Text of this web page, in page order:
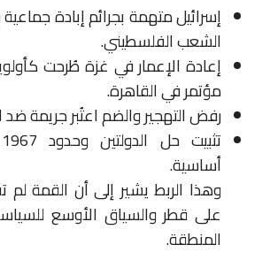
إسرائيل متهمة بجرائم إبادة
الشعب الفلسطيني.
إعادة الإعمار في غزة طُرحت
مؤتمر في القاهرة.
رفض التهجير والضم اعتُبر جريمة ضد
أساسية.
وهذا الربط يشير إلى أن القمة لم
على قطر والسياق الأوسع
المنطقة.